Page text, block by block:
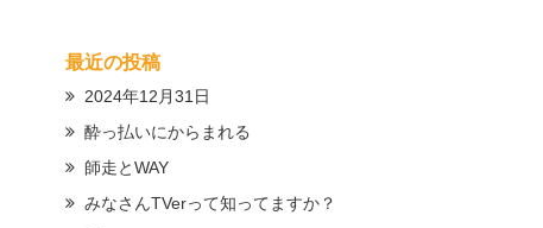
最近の投稿
2024年12月31日
酔っ払いにからまれる
師走とWAY
みなさんTVerって知ってますか？